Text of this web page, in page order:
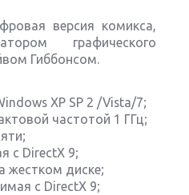
версия комикса,
графического
Гиббонсом.
XP SP 2 /Vista/7;
частотой 1 ГГц;
с DirectX 9;
жестком диске;
с DirectX 9;